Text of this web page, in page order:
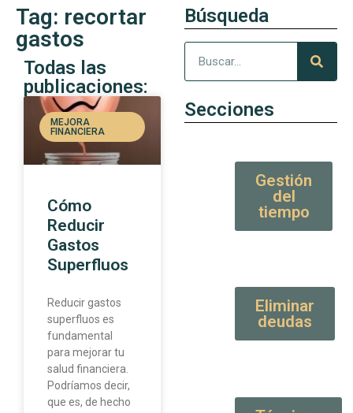
Tag: recortar
gastos
Todas las
publicaciones:
MEJORA
FINANCIERA
Cómo
Reducir
Gastos
Superfluos
Reducir gastos
superfluos es
fundamental
para mejorar tu
salud financiera.
Podríamos decir,
que es, de hecho
Búsqueda
Secciones
Gestión
del
tiempo
Eliminar
deudas